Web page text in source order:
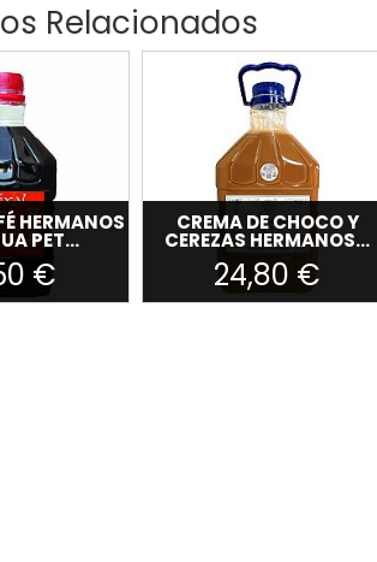
Relacionados
HERMANOS
PET...
€
CREMA DE CHOCO Y
CEREZAS HERMANOS...
24,80 €